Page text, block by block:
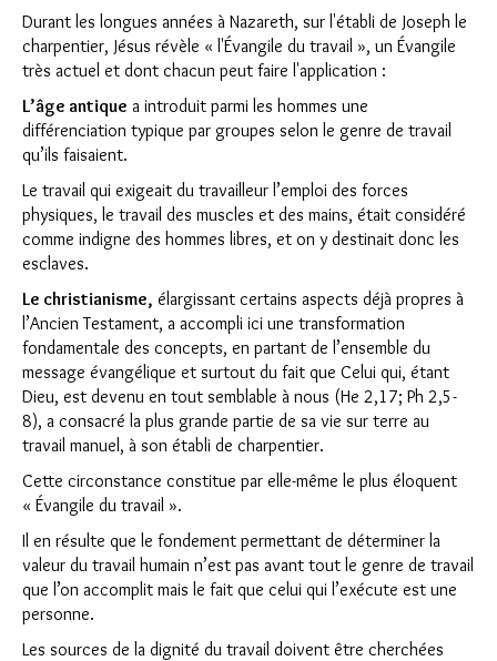
Durant les longues années à Nazareth, sur l'établi de Joseph le
charpentier, Jésus révèle « l'Évangile du travail », un Évangile
très actuel et dont chacun peut faire l'application :
L’âge antique a introduit parmi les hommes une
différenciation typique par groupes selon le genre de travail
qu’ils faisaient.
Le travail qui exigeait du travailleur l’emploi des forces
physiques, le travail des muscles et des mains, était considéré
comme indigne des hommes libres, et on y destinait donc les
esclaves.
Le christianisme, élargissant certains aspects déjà propres à
l’Ancien Testament, a accompli ici une transformation
fondamentale des concepts, en partant de l’ensemble du
message évangélique et surtout du fait que Celui qui, étant
Dieu, est devenu en tout semblable à nous (He 2,17; Ph 2,5-
8), a consacré la plus grande partie de sa vie sur terre au
travail manuel, à son établi de charpentier.
Cette circonstance constitue par elle-même le plus éloquent
« Évangile du travail ».
Il en résulte que le fondement permettant de déterminer la
valeur du travail humain n’est pas avant tout le genre de travail
que l’on accomplit mais le fait que celui qui l’exécute est une
personne.
Les sources de la dignité du travail doivent être cherchées